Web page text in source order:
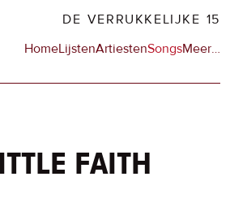
DE VERRUKKELIJKE 15
HomeLijstenArtiestenSongsMeerop
…
faith